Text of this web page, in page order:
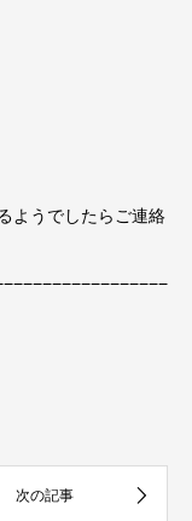
ようでしたらご連絡